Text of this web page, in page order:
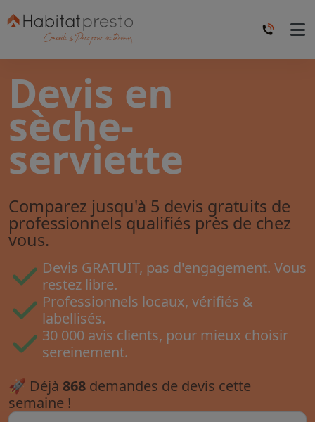
Devis en
sèche-
serviette
Comparez jusqu'à 5 devis gratuits de
professionnels qualifiés près de chez
vous.
Devis GRATUIT, pas d'engagement. Vous
restez libre.
Professionnels locaux, vérifiés &
labellisés.
30 000 avis clients, pour mieux choisir
sereinement.
🚀 Déjà 868 demandes de devis cette
semaine !